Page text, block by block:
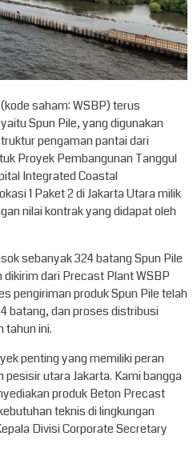
saham: WSBP) terus
Spun Pile, yang digunakan
pengaman pantai dari
Proyek Pembangunan Tanggul
Integrated Coastal
1 Paket 2 di Jakarta Utara milik
nilai kontrak yang didapat oleh
sebanyak 324 batang Spun Pile
dari Precast Plant WSBP
pengiriman produk Spun Pile telah
batang, dan proses distribusi
tahun ini.
penting yang memiliki peran
utara Jakarta. Kami bangga
produk Beton Precast
teknis di lingkungan
Divisi Corporate Secretary